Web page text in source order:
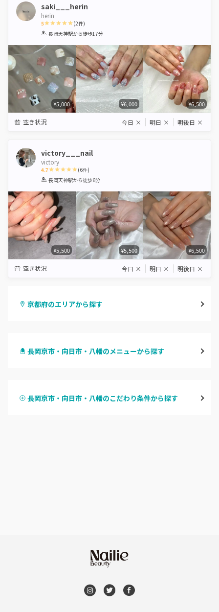
saki___herin
herin
5
1 2 3 4 5
(2件)
長岡天神駅から徒歩17分
¥5,000 ¥6,000 ¥6,500
空き状況 今日 × 明日 × 明後日 ×
victory___nail
victory
4.7
1 2 3 4 5
(6件)
長岡天神駅から徒歩6分
¥5,500 ¥5,500 ¥6,500
空き状況 今日 × 明日 × 明後日 ×
京都府のエリアから探す
四条河原町・河原町三条
長岡京市・向日市・八幡
長岡京市・向日市・八幡のメニューから探す
ハンドスカルプ
長岡京市・向日市・八幡のこだわり条件から探す